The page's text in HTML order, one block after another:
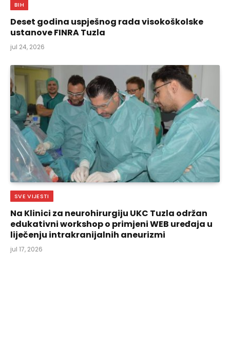
BIH
Deset godina uspješnog rada visokoškolske
ustanove FINRA Tuzla
jul 24, 2026
SVE VIJESTI
Na Klinici za neurohirurgiju UKC Tuzla održan
edukativni workshop o primjeni WEB uređaja u
liječenju intrakranijalnih aneurizmi
jul 17, 2026